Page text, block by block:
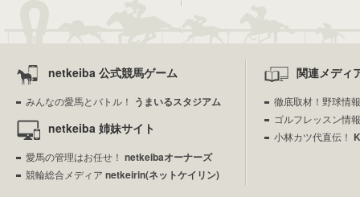
netkeiba 公式競馬ゲーム
みんなの愛馬とバトル！ うまいるスタジアム
netkeiba 姉妹サイト
愛馬の管理はお任せ！ netkeibaオーナーズ
競輪総合メディア netkeirin(ネットケイリン)
関連メディ
徹底取材！野球情
ゴルフレッスン情
小林カツ代直伝！